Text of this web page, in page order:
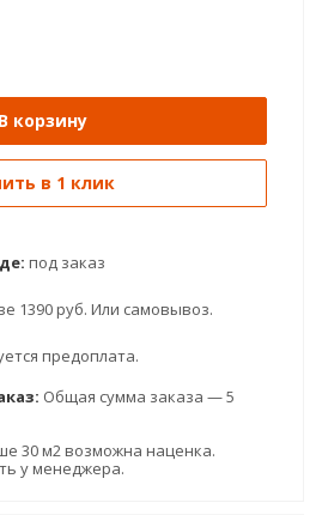
В корзину
в 1 клик
под заказ
1390 руб. Или самовывоз.
предоплата.
Общая сумма заказа — 5
30 м2 возможна наценка.
у менеджера.